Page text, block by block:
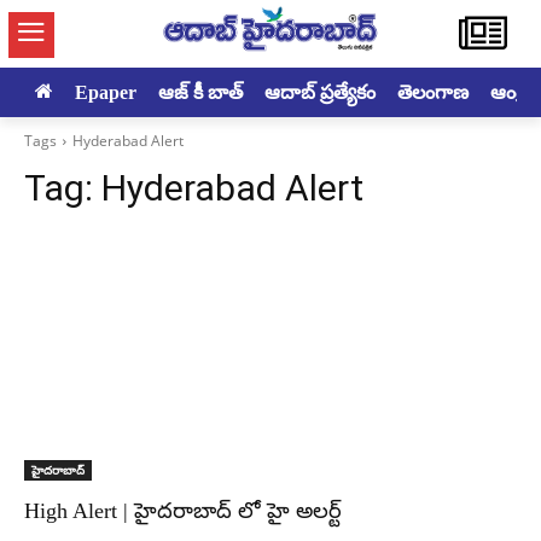
Epaper ఆజ్ కీ బాత్ ఆదాబ్ ప్రత్యేకం తెలంగాణ
Tags Hyderabad Alert
Tag: Hyderabad Alert
హైదరాబాద్‌
High Alert | హైదరాబాద్ లో హై అలర్ట్